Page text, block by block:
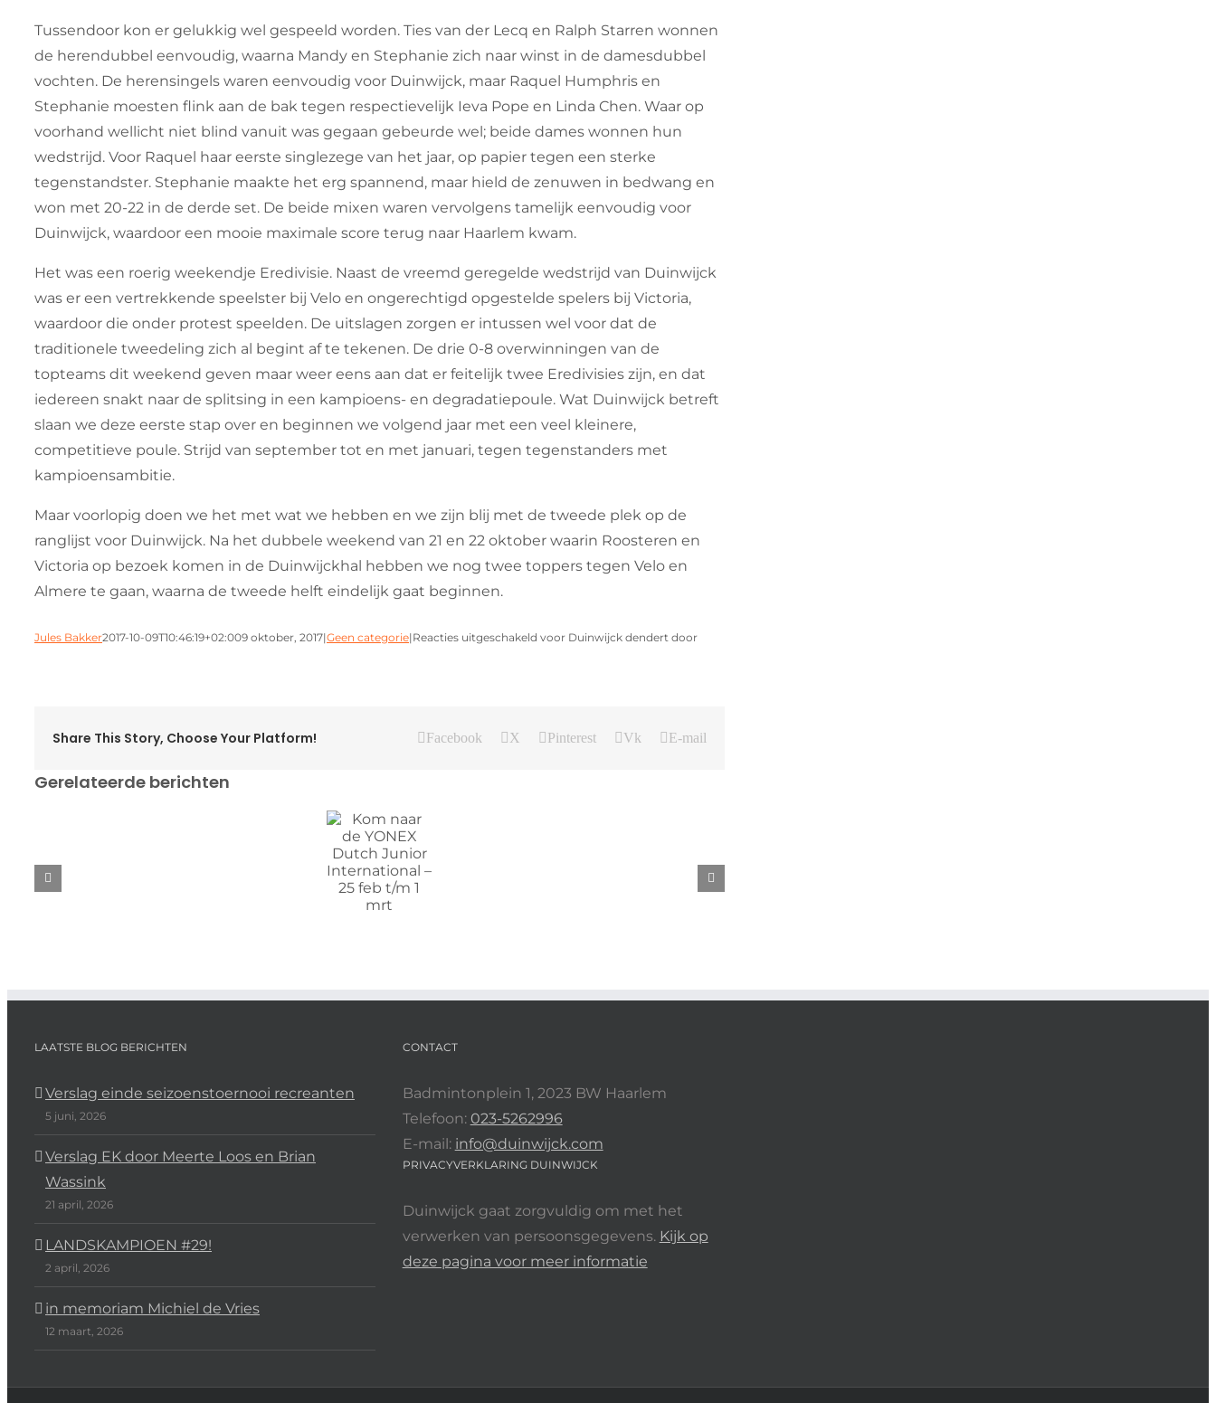
Tussendoor kon er gelukkig wel gespeeld worden. Ties van der Lecq en Ralph Starren wonnen
de herendubbel eenvoudig, waarna Mandy en Stephanie zich naar winst in de damesdubbel
vochten. De herensingels waren eenvoudig voor Duinwijck, maar Raquel Humphris en
Stephanie moesten flink aan de bak tegen respectievelijk Ieva Pope en Linda Chen. Waar op
voorhand wellicht niet blind vanuit was gegaan gebeurde wel; beide dames wonnen hun
wedstrijd. Voor Raquel haar eerste singlezege van het jaar, op papier tegen een sterke
tegenstandster. Stephanie maakte het erg spannend, maar hield de zenuwen in bedwang en
won met 20-22 in de derde set. De beide mixen waren vervolgens tamelijk eenvoudig voor
Duinwijck, waardoor een mooie maximale score terug naar Haarlem kwam.
Het was een roerig weekendje Eredivisie. Naast de vreemd geregelde wedstrijd van Duinwijck
was er een vertrekkende speelster bij Velo en ongerechtigd opgestelde spelers bij Victoria,
waardoor die onder protest speelden. De uitslagen zorgen er intussen wel voor dat de
traditionele tweedeling zich al begint af te tekenen. De drie 0-8 overwinningen van de
topteams dit weekend geven maar weer eens aan dat er feitelijk twee Eredivisies zijn, en dat
iedereen snakt naar de splitsing in een kampioens- en degradatiepoule. Wat Duinwijck betreft
slaan we deze eerste stap over en beginnen we volgend jaar met een veel kleinere,
competitieve poule. Strijd van september tot en met januari, tegen tegenstanders met
kampioensambitie.
Maar voorlopig doen we het met wat we hebben en we zijn blij met de tweede plek op de
ranglijst voor Duinwijck. Na het dubbele weekend van 21 en 22 oktober waarin Roosteren en
Victoria op bezoek komen in de Duinwijckhal hebben we nog twee toppers tegen Velo en
Almere te gaan, waarna de tweede helft eindelijk gaat beginnen.
Jules Bakker2017-10-09T10:46:19+02:009 oktober, 2017|Geen categorie|Reacties uitgeschakeld voor Duinwijck dendert door
Share This Story, Choose Your Platform! Facebook X Pinterest Vk E-mail
Gerelateerde berichten
LANDSKAMPIOEN
Algemene
Ledenvergadering
LAATSTE BLOG BERICHTEN
Verslag einde seizoenstoernooi recreanten
5 juni, 2026
Verslag EK door Meerte Loos en Brian
Wassink
21 april, 2026
LANDSKAMPIOEN #29!
2 april, 2026
in memoriam Michiel de Vries
12 maart, 2026
CONTACT
Badmintonplein 1, 2023 BW Haarlem
Telefoon: 023-5262996
E-mail: info@duinwijck.com
PRIVACYVERKLARING DUINWIJCK
Duinwijck gaat zorgvuldig om met het
verwerken van persoonsgegevens. Kijk op
deze pagina voor meer informatie